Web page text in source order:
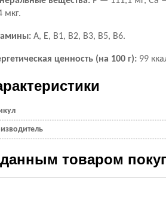
мкг.
А, E, В1, В2, B3, B5, B6.
ценность (на 100 г): 99
товаром